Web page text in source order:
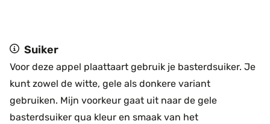
Suiker
Voor deze appel plaattaart gebruik je basterdsuiker. Je
kunt zowel de witte, gele als donkere variant
gebruiken. Mijn voorkeur gaat uit naar de gele
basterdsuiker qua kleur en smaak van het